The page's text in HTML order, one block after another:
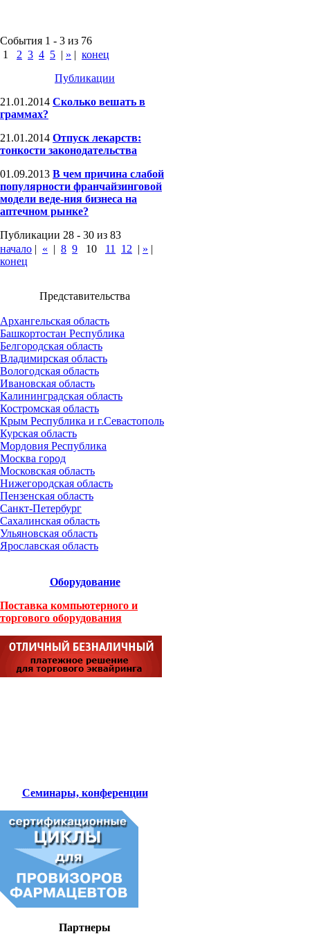
События 1 - 3 из 76
1
2 3 4 5 | » | конец
Публикации
21.01.2014 Сколько вешать в
граммах?
21.01.2014 Отпуск лекарств:
тонкости законодательства
01.09.2013 В чем причина слабой
популярности франчайзинговой
модели веде-ния бизнеса на
аптечном рынке?
Публикации 28 - 30 из 83
начало | « | 8 9 10 11 12 | » |
конец
Представительства
Архангельская область
Башкортостан Республика
Белгородская область
Владимирская область
Вологодская область
Ивановская область
Калининградская область
Костромская область
Крым Республика и г.Севастополь
Курская область
Мордовия Республика
Москва город
Московская область
Нижегородская область
Пензенская область
Санкт-Петербург
Сахалинская область
Ульяновская область
Ярославская область
Оборудование
Поставка компьютерного и
торгового оборудования
Семинары, конференции
Партнеры